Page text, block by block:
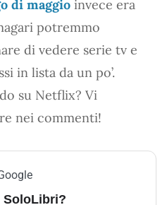
di maggio invece era
potremmo
di vedere serie tv e
in lista da un po’.
su Netflix? Vi
nei commenti!
SoloLibri?